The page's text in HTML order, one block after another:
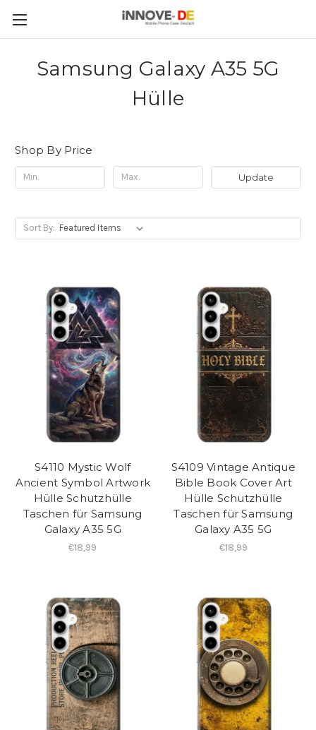
Samsung Galaxy A35 5G
Hülle
Shop By Price
Update
Sort By:
S4110 Mystic Wolf
Ancient Symbol Artwork
Hülle Schutzhülle
Taschen für Samsung
Galaxy A35 5G
€18,99
S4109 Vintage Antique
Bible Book Cover Art
Hülle Schutzhülle
Taschen für Samsung
Galaxy A35 5G
€18,99